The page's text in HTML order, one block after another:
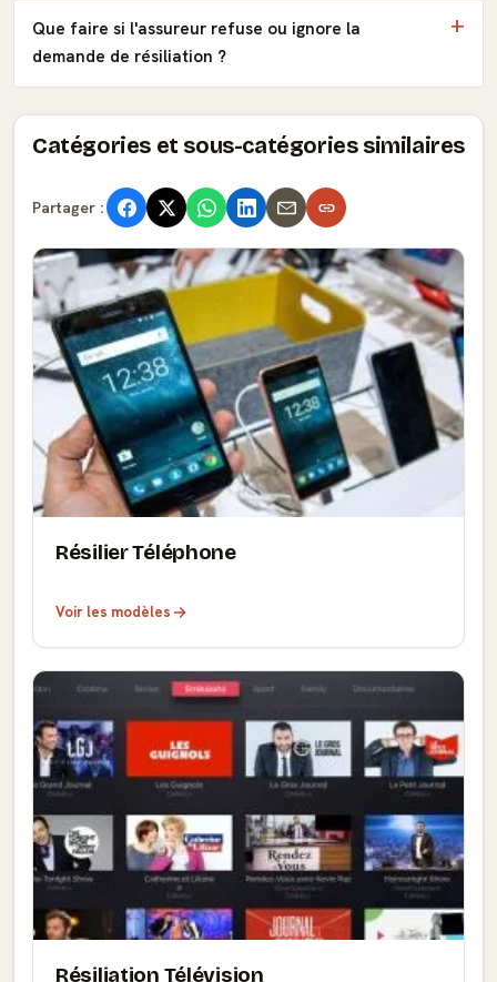
Que faire si l'assureur refuse ou ignore la
demande de résiliation ?
Catégories et sous-catégories similaires
Partager :
Résilier Téléphone
Voir les modèles
Résiliation Télévision